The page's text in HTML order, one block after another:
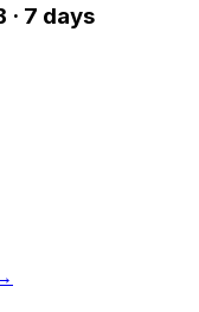
· 7 days